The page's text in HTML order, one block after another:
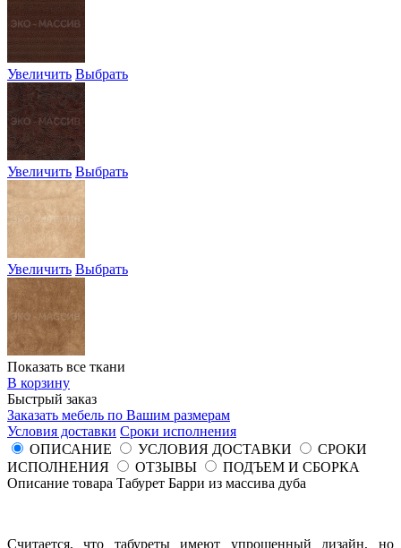
Увеличить Выбрать
Увеличить Выбрать
Увеличить Выбрать
Показать все ткани
В корзину
Быстрый заказ
Заказать мебель по Вашим размерам
Условия доставки Сроки исполнения
ОПИСАНИЕ
УСЛОВИЯ ДОСТАВКИ
СРОКИ
ИСПОЛНЕНИЯ
ОТЗЫВЫ
ПОДЪЕМ И СБОРКА
Описание товара Табурет Барри из массива дуба
Считается, что табуреты имеют упрощенный дизайн, но